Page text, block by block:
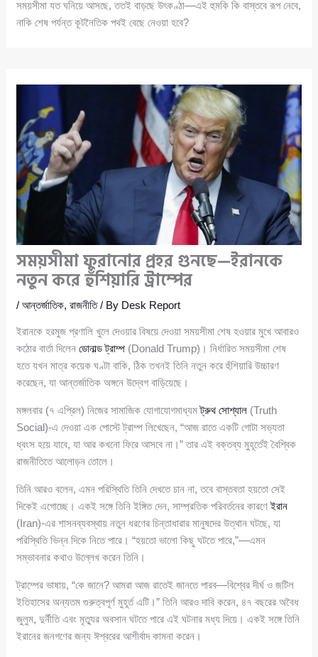
সময়সীমা যত ঘনিয়ে আসছে, ততই বাড়ছে উৎকণ্ঠা—এই হুমকি কি বাস্তবে রূপ নেবে,
নাকি শেষ পর্যন্ত কূটনৈতিক পথই বেছে নেওয়া হবে?
সময়সীমা ফুরানোর প্রহর গুনছে—ইরানকে
নতুন করে হুঁশিয়ারি ট্রাম্পের
/আন্তর্জাতিক,রাজনীতি/ By Desk Report
ইরানকে হরমুজ প্রণালি খুলে দেওয়ার বিষয়ে দেওয়া সময়সীমা শেষ হওয়ার মুখে আবারও
কঠোর বার্তা দিলেনডোনাল্ড ট্রাম্প (Donald Trump)। নির্ধারিত সময়সীমা শেষ
হতে যখন মাত্র কয়েক ঘণ্টা বাকি, ঠিক তখনই তিনি নতুন করে হুঁশিয়ারি উচ্চারণ
করেছেন, যা আন্তর্জাতিক অঙ্গনে উদ্বেগ বাড়িয়েছে।
মঙ্গলবার (৭ এপ্রিল) নিজের সামাজিক যোগাযোগমাধ্যমট্রুথ সোশ্যাল (Truth
Social)-এ দেওয়া এক পোস্টে ট্রাম্প লিখেছেন, “আজ রাতে একটি গোটা সভ্যতা
ধ্বংস হয়ে যাবে, যা আর কখনো ফিরে আসবে না।” তার এই বক্তব্য মুহূর্তেই বৈশ্বিক
রাজনীতিতে আলোড়ন তোলে।
তিনি আরও বলেন, এমন পরিস্থিতি তিনি দেখতে চান না, তবে বাস্তবতা হয়তো সেই
দিকেই এগোচ্ছে। একই সঙ্গে তিনি ইঙ্গিত দেন, সাম্প্রতিক পরিবর্তনের কারণেইরান
(Iran)-এর শাসনব্যবস্থায় নতুন ধরণের চিন্তাধারার মানুষদের উত্থান ঘটছে, যা
পরিস্থিতি ভিন্ন দিকে নিতে পারে। “হয়তো ভালো কিছু ঘটতে পারে,”—এমন
সম্ভাবনার কথাও উল্লেখ করেন তিনি।
ট্রাম্পের ভাষায়, “কে জানে? আমরা আজ রাতেই জানতে পারব—বিশ্বের দীর্ঘ ও জটিল
ইতিহাসের অন্যতম গুরুত্বপূর্ণ মুহূর্ত এটি।” তিনি আরও দাবি করেন, ৪৭ বছরের অবৈধ
জুলুম, দুর্নীতি এবং মৃত্যুর অবসান ঘটতে পারে এই ঘটনার মধ্য দিয়ে। একই সঙ্গে তিনি
ইরানের জনগণের জন্য ঈশ্বরের আশীর্বাদ কামনা করেন।